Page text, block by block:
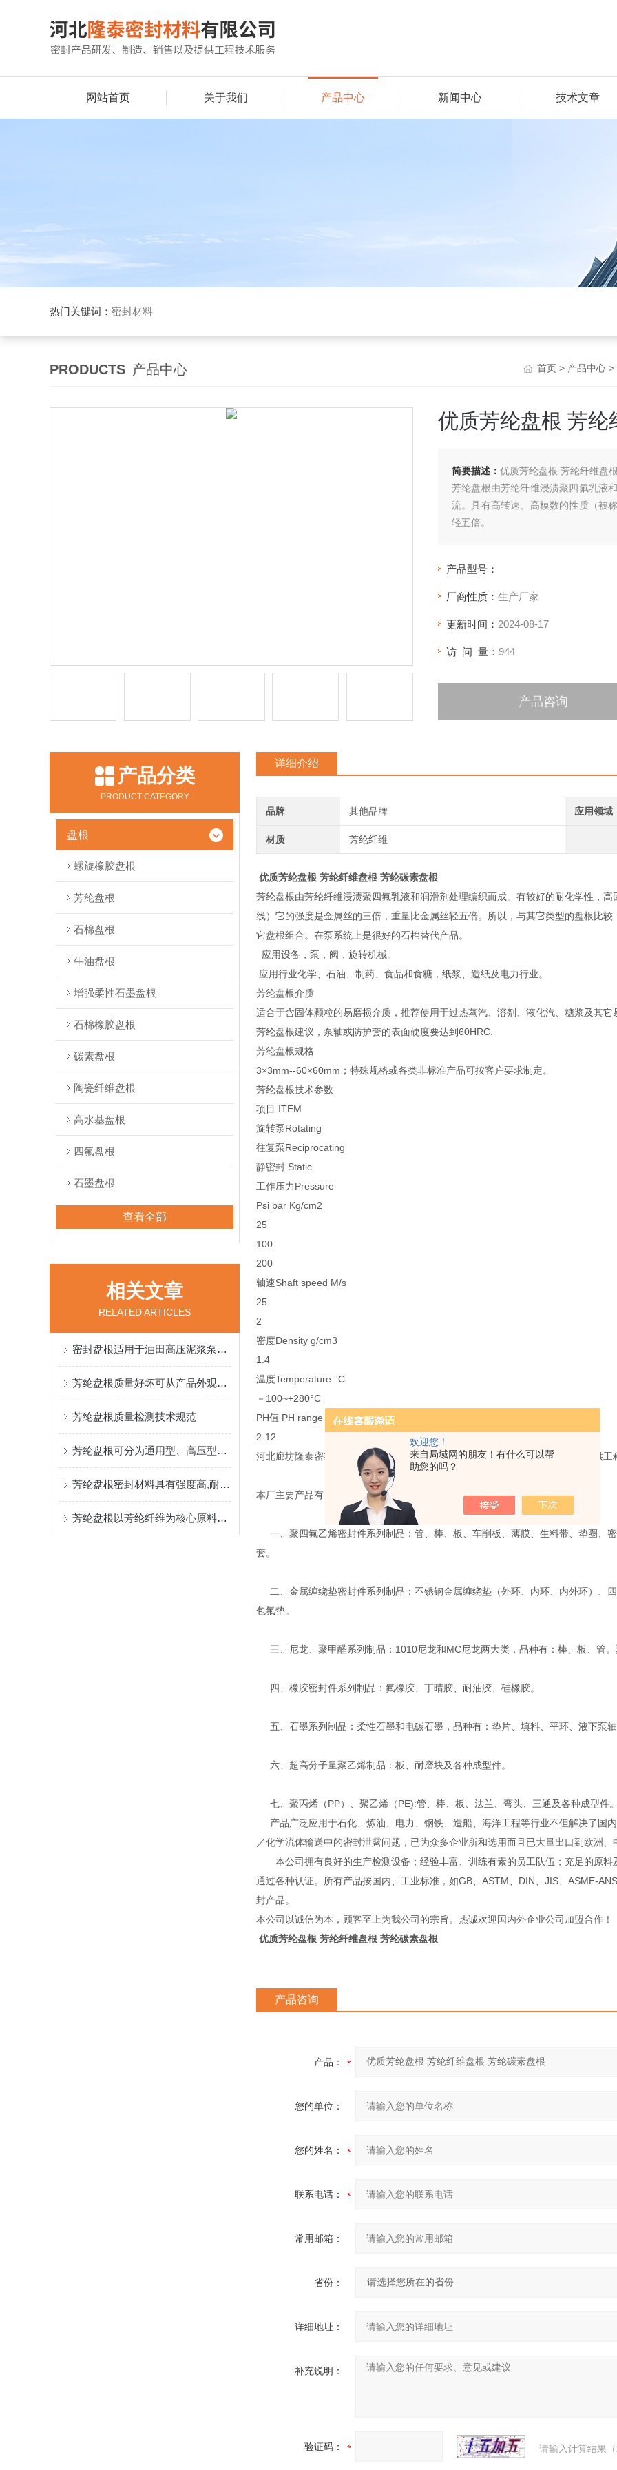
欢迎您！
来自局域网的朋友！有什么可以帮
助您的吗？
网站首页 关于我们 产品中心 新闻中心 技术文章
热门关键词： 密封材料
PRODUCTS 产品中心 首页 > 产品中心 >
优质芳纶盘根 芳纶
简要描述： 优质芳纶盘根 芳纶纤维盘
芳纶盘根由芳纶纤维浸渍聚四氟乳液
流。具有高转速、高模数的性质（被
轻五倍。
产品型号：
厂商性质： 生产厂家
更新时间： 2024-08-17
访 问 量： 944
产品咨询
产品分类
PRODUCT CATEGORY
盘根
螺旋橡胶盘根
芳纶盘根
石棉盘根
牛油盘根
增强柔性石墨盘根
石棉橡胶盘根
碳素盘根
陶瓷纤维盘根
高水基盘根
四氟盘根
石墨盘根
查看全部
相关文章
RELATED ARTICLES
密封盘根适用于油田高压泥浆泵，煤矿井下液压支架的盘根
芳纶盘根质量好坏可从产品外观材质尺寸精度性能和品牌来入手
芳纶盘根质量检测技术规范
芳纶盘根可分为通用型、高压型及耐腐蚀型三大类别
芳纶盘根密封材料具有强度高,耐磨耗性好
芳纶盘根以芳纶纤维为核心原料，通过特殊编织工艺形成致密结构
详细介绍
品牌 其他品牌 应用领域
材质 芳纶纤维
优质芳纶盘根 芳纶纤维盘根 芳纶碳素盘根
芳纶盘根由芳纶纤维浸渍聚四氟乳液和润滑剂处理编织而成。有较好的耐化学性，
线）它的强度是金属丝的三倍，重量比金属丝轻五倍。所以，与其它类型的盘根比
它盘根组合。在泵系统上是很好的石棉替代产品。
应用设备，泵，阀，旋转机械。
应用行业化学、石油、制药、食品和食糖，纸浆、造纸及电力行业。
芳纶盘根介质
适合于含固体颗粒的易磨损介质，推荐使用于过热蒸汽、溶剂、液化汽、糖浆及其它
芳纶盘根建议，泵轴或防护套的表面硬度要达到60HRC.
芳纶盘根规格
3×3mm--60×60mm；特殊规格或各类非标准产品可按客户要求制定。
芳纶盘根技术参数
项目 ITEM
旋转泵Rotating
往复泵Reciprocating
静密封 Static
工作压力Pressure
Psi bar Kg/cm2
25
100
200
轴速Shaft speed M/s
25
2
密度Density g/cm3
1.4
温度Temperature °C
－100~+280°C
PH值 PH range
2-12
河北廊坊隆泰密封材料有限公司是一家专业以密封产品研发、制造、销售以及提供工
本厂主要产品有：
一、聚四氟乙烯密封件系列制品：管、棒、板、车削板、薄膜、生料带、垫圈、
套。
二、金属缠绕垫密封件系列制品：不锈钢金属缠绕垫（外环、内环、内外环）、
包氟垫。
三、尼龙、聚甲醛系列制品：1010尼龙和MC尼龙两大类，品种有：棒、板、管。
四、橡胶密封件系列制品：氟橡胶、丁晴胶、耐油胶、硅橡胶。
五、石墨系列制品：柔性石墨和电碳石墨，品种有：垫片、填料、平环、液下泵轴
六、超高分子量聚乙烯制品：板、耐磨块及各种成型件。
七、聚丙烯（PP）、聚乙烯（PE):管、棒、板、法兰、弯头、三通及各种成型件。
产品广泛应用于石化、炼油、电力、钢铁、造船、海洋工程等行业不但解决了国
／化学流体输送中的密封泄露问题，已为众多企业所和选用而且已大量出口到欧洲
本公司拥有良好的生产检测设备；经验丰富、训练有素的员工队伍；充足的原料
通过各种认证。所有产品按国内、工业标准，如GB、ASTM、DIN、JIS、ASME-
封产品。
本公司以诚信为本，顾客至上为我公司的宗旨。热诚欢迎国内外企业公司加盟合作！
优质芳纶盘根 芳纶纤维盘根 芳纶碳素盘根
产品咨询
产品：
您的单位：
您的姓名：
联系电话：
常用邮箱：
省份：
详细地址：
补充说明：
验证码： 请输入计算结果